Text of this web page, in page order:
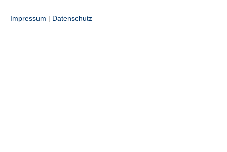
Impressum | Datenschutz